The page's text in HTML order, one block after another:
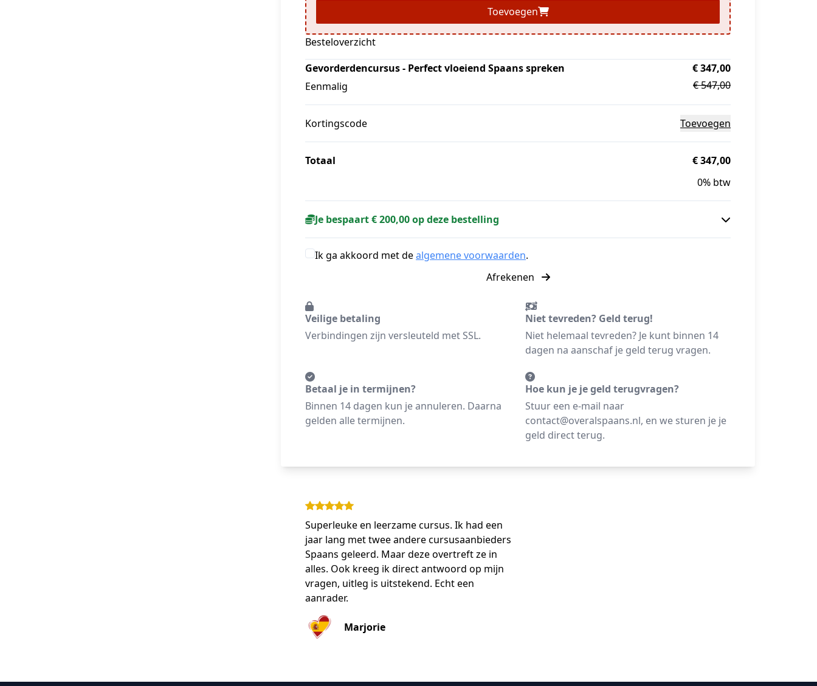
Toevoegen
Besteloverzicht
Gevorderdencursus - Perfect vloeiend Spaans spreken
Eenmalig
€ 347,00
€ 547,00
Kortingscode Toevoegen
Totaal
€ 347,00
0% btw
Je bespaart € 200,00 op deze bestelling
Ik ga akkoord met dealgemene voorwaarden.
Afrekenen
Veilige betaling
Verbindingen zijn versleuteld met SSL.
Niet tevreden? Geld terug!
Niet helemaal tevreden? Je kunt binnen 14
dagen na aanschaf je geld terug vragen.
Betaal je in termijnen?
Binnen 14 dagen kun je annuleren. Daarna
gelden alle termijnen.
Hoe kun je je geld terugvragen?
Stuur een e-mail naar
contact@overalspaans.nl, en we sturen je je
geld direct terug.
Superleuke en leerzame cursus. Ik had een
jaar lang met twee andere cursusaanbieders
Spaans geleerd. Maar deze overtreft ze in
alles. Ook kreeg ik direct antwoord op mijn
vragen, uitleg is uitstekend. Echt een
aanrader.
Marjorie